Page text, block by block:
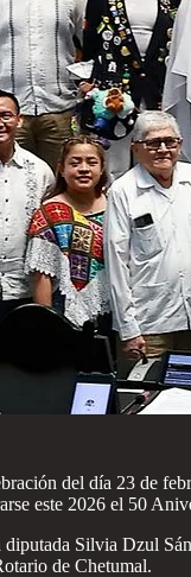
del día 23 de
este 2026 el 50
Silvia Dzul
de Chetumal.